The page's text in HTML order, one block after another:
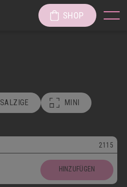
SHOP
SALZIGE MINI
2115
HINZUFÜGEN